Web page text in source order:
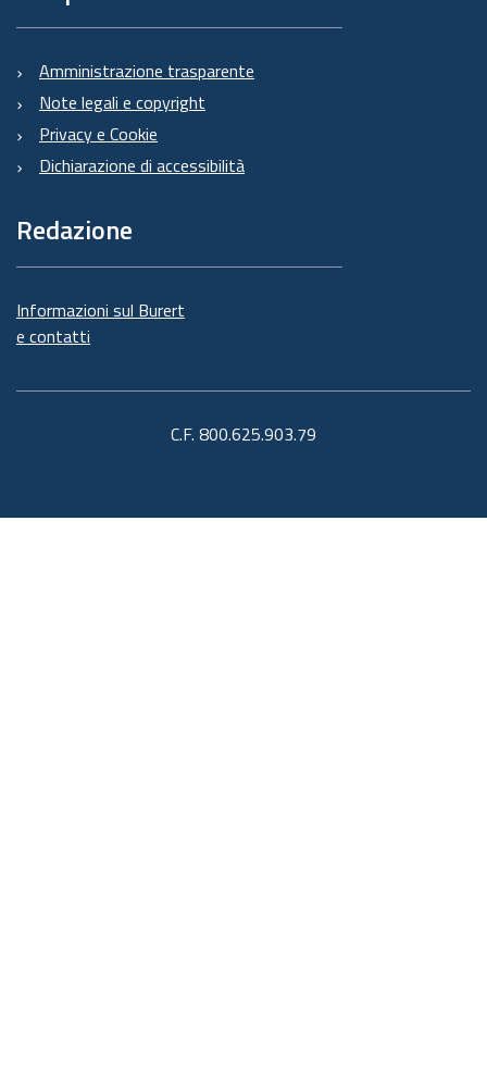
Amministrazione trasparente
Note legali e copyright
Privacy e Cookie
Dichiarazione di accessibilità
Redazione
Informazioni sul Burert
e contatti
C.F. 800.625.903.79